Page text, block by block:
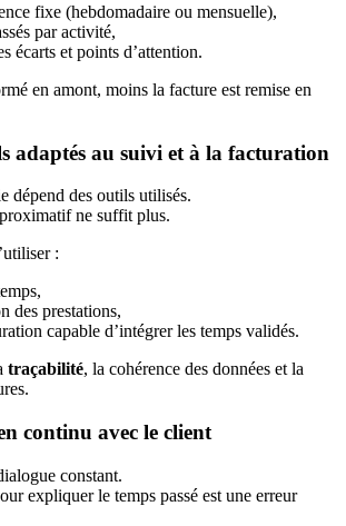
fixe (hebdomadaire ou mensuelle),
par activité,
écarts et points d’attention.
en amont, moins la facture est remise en
adaptés au suivi et à la facturation
dépend des outils utilisés.
ne suffit plus.
:
des prestations,
capable d’intégrer les temps validés.
traçabilité, la cohérence des données et la
continu avec le client
constant.
expliquer le temps passé est une erreur